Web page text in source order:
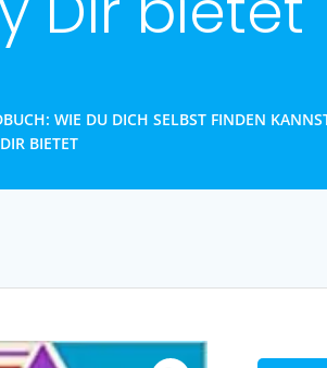
WIE DU DICH SELBST FINDEN
BIETET